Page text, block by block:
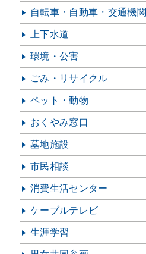
自転車・自動車・交通機関
上下水道
環境・公害
ごみ・リサイクル
ペット・動物
おくやみ窓口
墓地施設
市民相談
消費生活センター
ケーブルテレビ
生涯学習